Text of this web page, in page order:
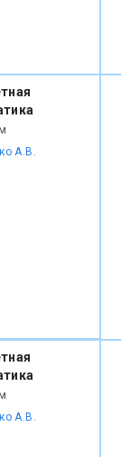
А.В.
А.В.